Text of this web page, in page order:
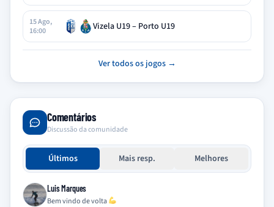
15 Ago,
16:00
Vizela U19 – Porto U19
Ver todos os jogos →
Comentários
Discussão da comunidade
Últimos Mais resp. Melhores
Luis Marques
Bem vindo de volta